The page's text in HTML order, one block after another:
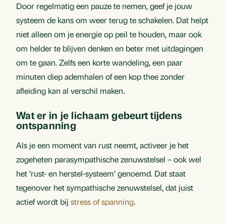
Door regelmatig een pauze te nemen, geef je jouw
systeem de kans om weer terug te schakelen. Dat helpt
niet alleen om je energie op peil te houden, maar ook
om helder te blijven denken en beter met uitdagingen
om te gaan. Zelfs een korte wandeling, een paar
minuten diep ademhalen of een kop thee zonder
afleiding kan al verschil maken.
Wat er in je lichaam gebeurt tijdens
ontspanning
Als je een moment van rust neemt, activeer je het
zogeheten parasympathische zenuwstelsel – ook wel
het ‘rust- en herstel-systeem’ genoemd. Dat staat
tegenover het sympathische zenuwstelsel, dat juist
actief wordt bij stress of spanning.